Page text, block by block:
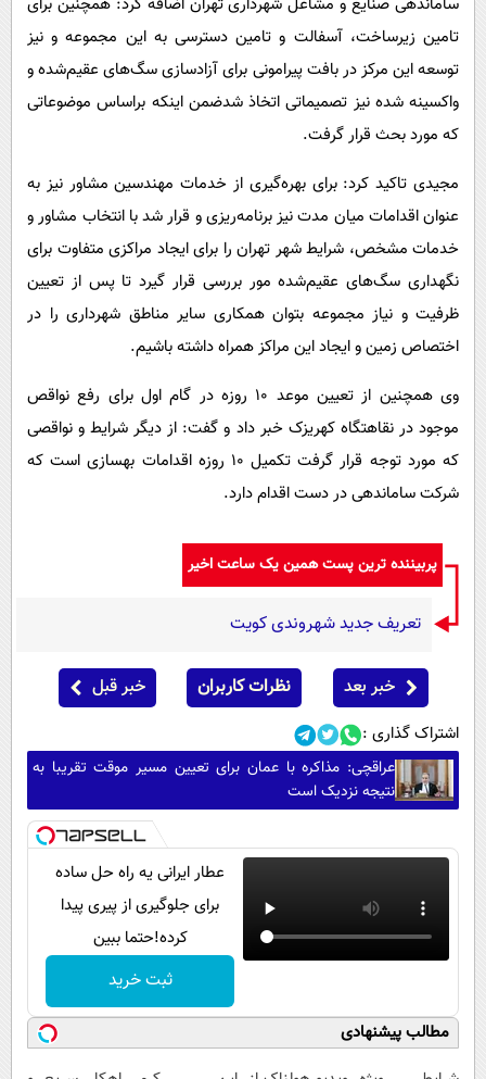
ساماندهی صنایع و مشاغل شهرداری تهران اضافه کرد: همچنین برای
تامین زیرساخت، آسفالت و تامین دسترسی به این مجموعه و نیز
توسعه‌ این مرکز در بافت پیرامونی برای آزادسازی سگ‌های عقیم‌شده و
واکسینه شده نیز تصمیماتی اتخاذ شدضمن اینکه براساس موضوعاتی
که مورد بحث قرار گرفت.
مجیدی تاکید کرد: برای بهره‌گیری از خدمات مهندسین مشاور نیز به
عنوان اقدامات میان مدت نیز برنامه‌ریزی و قرار شد با انتخاب مشاور و
خدمات مشخص، شرایط شهر تهران را برای ایجاد مراکزی متفاوت برای
نگهداری سگ‌های عقیم‌شده مور بررسی قرار گیرد تا پس از تعیین
ظرفیت و نیاز مجموعه بتوان همکاری سایر مناطق شهرداری را در
اختصاص زمین و ایجاد این مراکز همراه داشته باشیم.
وی همچنین از تعیین موعد ۱۰ روزه در گام اول برای رفع نواقص
موجود در نقاهتگاه کهریزک خبر داد و گفت: از دیگر شرایط و نواقصی
که مورد توجه قرار گرفت تکمیل ۱۰ روزه‌ اقدامات بهسازی‌ است که
شرکت ساماندهی در دست اقدام دارد.
پربیننده ترین پست همین یک ساعت اخیر
تعریف جدید شهروندی کویت
خبر بعد نظرات کاربران خبر قبل
اشتراک گذاری :
عراقچی: مذاکره با عمان برای تعیین مسیر موقت تقریبا به
نتیجه نزدیک است
عطار ایرانی یه راه حل ساده
برای جلوگیری از پیری پیدا
کرده!حتما ببین
ثبت خرید
مطالب پیشنهادی